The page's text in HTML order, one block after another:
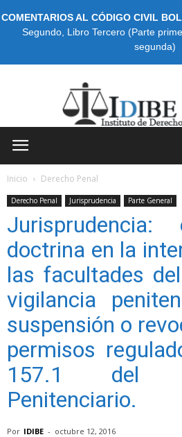
COMENTARIOS AL CÓDIGO CIVIL
Segundo, Libro Tercero (Parte
segunda)
Inicio Derecho Penal
Derecho Penal Jurisprudencia Parte General
doctrina en la
las facultades
vigilancia
suspensión o
permisos
157.1 del
Penitenciario.
Por IDIBE - octubre 12, 2016